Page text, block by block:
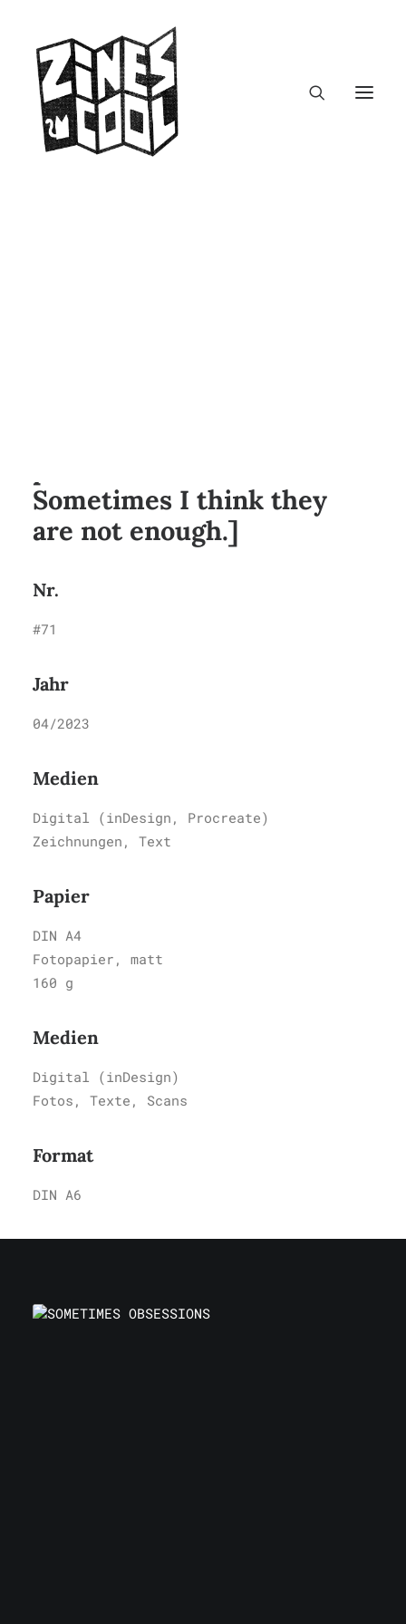
Sometimes I think they
are not enough.]
Nr.
#71
Jahr
04/2023
Medien
Digital (inDesign, Procreate)
Zeichnungen, Text
Papier
DIN A4
Fotopapier, matt
160 g
Medien
Digital (inDesign)
Fotos, Texte, Scans
Format
DIN A6